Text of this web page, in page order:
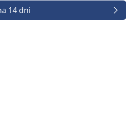
14 dni